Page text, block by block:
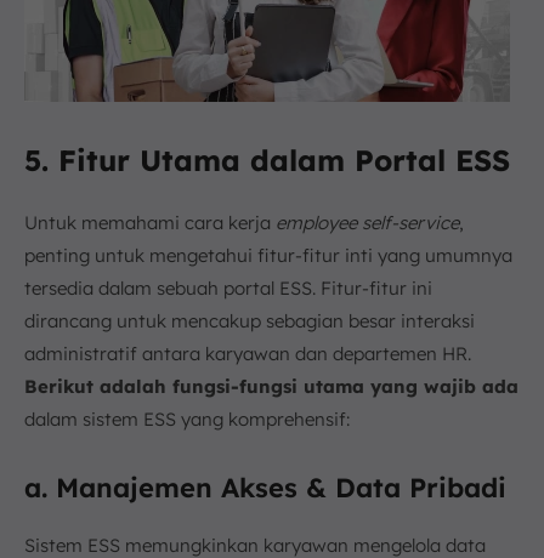
5. Fitur Utama dalam Portal ESS
Untuk memahami cara kerja employee self-service,
penting untuk mengetahui fitur-fitur inti yang umumnya
tersedia dalam sebuah portal ESS. Fitur-fitur ini
dirancang untuk mencakup sebagian besar interaksi
administratif antara karyawan dan departemen HR.
Berikut adalah fungsi-fungsi utama yang wajib ada
dalam sistem ESS yang komprehensif:
a. Manajemen Akses & Data Pribadi
Sistem ESS memungkinkan karyawan mengelola data